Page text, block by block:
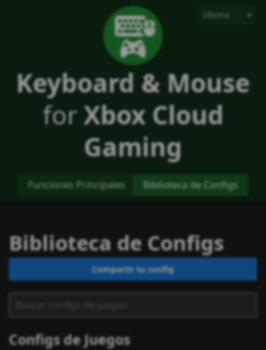
Keyboard & Mouse
forXbox Cloud
Gaming
Funciones Principales Biblioteca de Configs
Biblioteca de Configs
Compartir tu config
Configs de Juegos